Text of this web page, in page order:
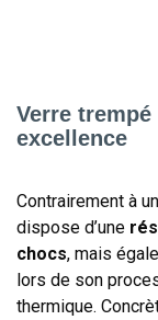
Verre
excellence
Contrairement à
dispose d’une
chocs, mais
lors de son
thermique.